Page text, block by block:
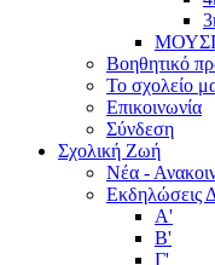
Βοηθητικό
Το σχολείο
Επικοινωνία
Σύνδεση
Σχολική Ζωή
Νέα -
Εκδηλώσεις
Α'
Β'
Γ'